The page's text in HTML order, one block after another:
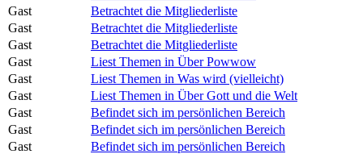
Gast
Betrachtet die Mitgliederliste
Gast
Betrachtet die Mitgliederliste
Gast
Betrachtet die Mitgliederliste
Gast
Liest Themen in Über Powwow
Gast
Liest Themen in Was wird (vielleicht)
Gast
Liest Themen in Über Gott und die Welt
Gast
Befindet sich im persönlichen Bereich
Gast
Befindet sich im persönlichen Bereich
Gast
Befindet sich im persönlichen Bereich